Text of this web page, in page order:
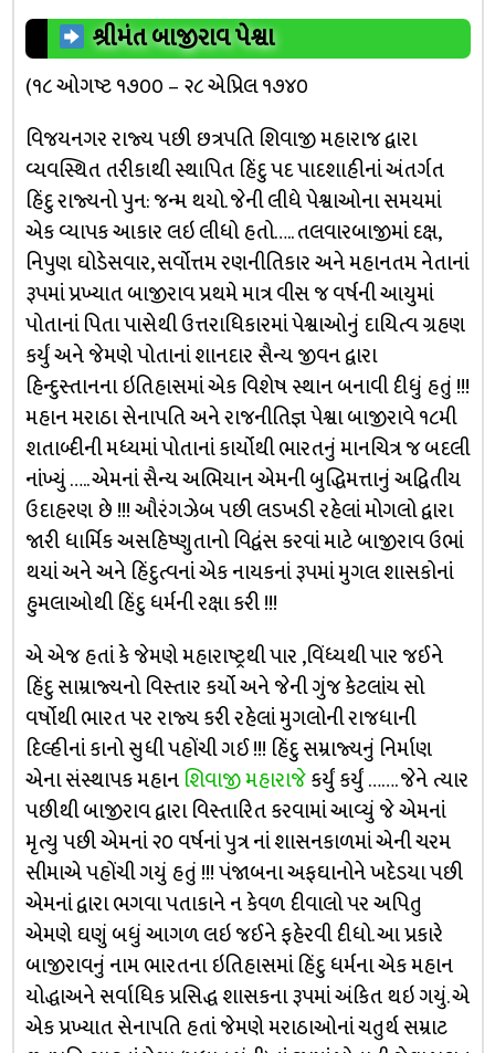
શ્રીમંત બાજીરાવ પેશ્વા
(૧૮ ઓગષ્ટ ૧૭૦૦ – ૨૮ એપ્રિલ ૧૭૪૦
વિજયનગર રાજ્ય પછી છત્રપતિ શિવાજી મહારાજ દ્વારા
વ્યવસ્થિત તરીકાથી સ્થાપિત હિંદુ પદ પાદશાહીનાં અંતર્ગત
હિંદુ રાજ્યનો પુન: જન્મ થયો. જેની લીધે પેશ્વાઓના સમયમાં
એક વ્યાપક આકાર લઇ લીધો હતો….. તલવારબાજીમાં દક્ષ,
નિપુણ ઘોડેસવાર, સર્વોત્તમ રણનીતિકાર અને મહાનતમ નેતાનાં
રૂપમાં પ્રખ્યાત બાજીરાવ પ્રથમે માત્ર વીસ જ વર્ષની આયુમાં
પોતાનાં પિતા પાસેથી ઉત્તરાધિકારમાં પેશ્વાઓનું દાયિત્વ ગ્રહણ
કર્યું અને જેમણે પોતાનાં શાનદાર સૈન્ય જીવન દ્વારા
હિન્દુસ્તાનના ઇતિહાસમાં એક વિશેષ સ્થાન બનાવી દીધું હતું !!!
મહાન મરાઠા સેનાપતિ અને રાજનીતિજ્ઞ પેશ્વા બાજીરાવે ૧૮મી
શતાબ્દીની મધ્યમાં પોતાનાં કાર્યોથી ભારતનું માનચિત્ર જ બદલી
નાંખ્યું ….. એમનાં સૈન્ય અભિયાન એમની બુદ્ધિમત્તાનું અદ્વિતીય
ઉદાહરણ છે !!! ઔરંગઝેબ પછી લડખડી રહેલાં મોગલો દ્વારા
જારી ધાર્મિક અસહિષ્ણુતાનો વિદ્વંસ કરવાં માટે બાજીરાવ ઉભાં
થયાં અને અને હિંદુત્વનાં એક નાયકનાં રૂપમાં મુગલ શાસકોનાં
હુમલાઓથી હિંદુ ધર્મની રક્ષા કરી !!!
એ એજ હતાં કે જેમણે મહારાષ્ટ્રથી પાર ,વિંધ્યથી પાર જઈને
હિંદુ સામ્રાજ્યનો વિસ્તાર કર્યો અને જેની ગુંજ કેટલાંય સો
વર્ષોથી ભારત પર રાજ્ય કરી રહેલાં મુગલોની રાજધાની
દિલ્હીનાં કાનો સુધી પહોંચી ગઈ !!! હિંદુ સમ્રાજ્યનું નિર્માણ
એના સંસ્થાપક મહાનશિવાજી મહારાજેકર્યું કર્યું ……. જેને ત્યાર
પછીથી બાજીરાવ દ્વારા વિસ્તારિત કરવામાં આવ્યું જે એમનાં
મૃત્યુ પછી એમનાં ૨૦ વર્ષનાં પુત્ર નાં શાસનકાળમાં એની ચરમ
સીમાએ પહોંચી ગયું હતું !!! પંજાબના અફઘાનોને ખદેડયા પછી
એમનાં દ્વારા ભગવા પતાકાને ન કેવળ દીવાલો પર અપિતુ
એમણે ઘણું બધું આગળ લઇ જઈને ફહેરવી દીધો. આ પ્રકારે
બાજીરાવનું નામ ભારતના ઇતિહાસમાં હિંદુ ધર્મના એક મહાન
યોદ્ધાઅને સર્વાધિક પ્રસિદ્ધ શાસકના રૂપમાં અંકિત થઇ ગયું. એ
એક પ્રખ્યાત સેનાપતિ હતાં જેમણે મરાઠાઓનાં ચતુર્થ સમ્રાટ